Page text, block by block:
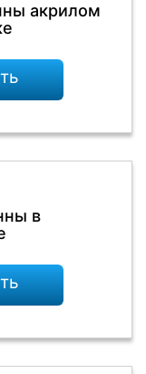
акрилом
в